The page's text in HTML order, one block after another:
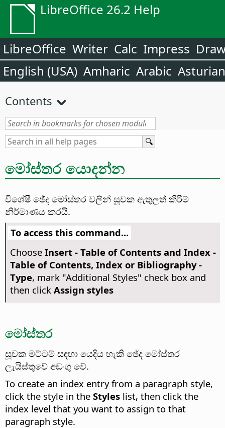
LibreOffice 26.2 Help
LibreOffice Writer Calc Impress
English (USA) Amharic Arabic Asturian
Contents
මෝස්තර යොදන්න
විශේෂී ඡේද මෝස්තර වලින් සූචක ඇතුලත් කිරීම්
නිර්මාණය කරයි.
To access this command...
Choose Insert - Table of Contents and Index -
Table of Contents, Index or Bibliography -
Type, mark "Additional Styles" check box and
then click Assign styles
මෝස්තර
සූචක මට්ටම් සඳහා යෙදිය හැකි ඡේද මෝස්තර
ලැයිස්තුවේ අඩංගු වේ.
To create an index entry from a paragraph style,
click the style in the Styles list, then click the
index level that you want to assign to that
paragraph style.